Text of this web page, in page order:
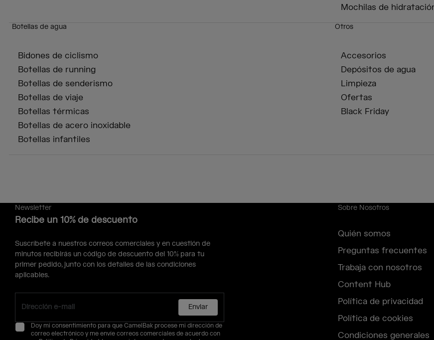
Mochilas de
Botellas de agua
Bidones de ciclismo
Botellas de running
Botellas de senderismo
Botellas de viaje
Botellas térmicas
Botellas de acero inoxidable
Botellas infantiles
Otros
Accesorios
Depósitos de agua
Limpieza
Ofertas
Black Friday
Newsletter
Recibe un 10% de descuento
Suscríbete a nuestros correos comerciales y en cuestión de
minutos recibirás un código de descuento del 10% para tu
primer pedido, junto con los detalles de las condiciones
aplicables.
Enviar
Doy mi consentimiento para que CamelBak procese mi dirección de
correo electrónico y me envíe correos comerciales de acuerdo con
Sobre Nosotros
Quién somos
Preguntas frecuentes
Trabaja con nosotros
Content Hub
Política de privacidad
Política de cookies
Condiciones generales